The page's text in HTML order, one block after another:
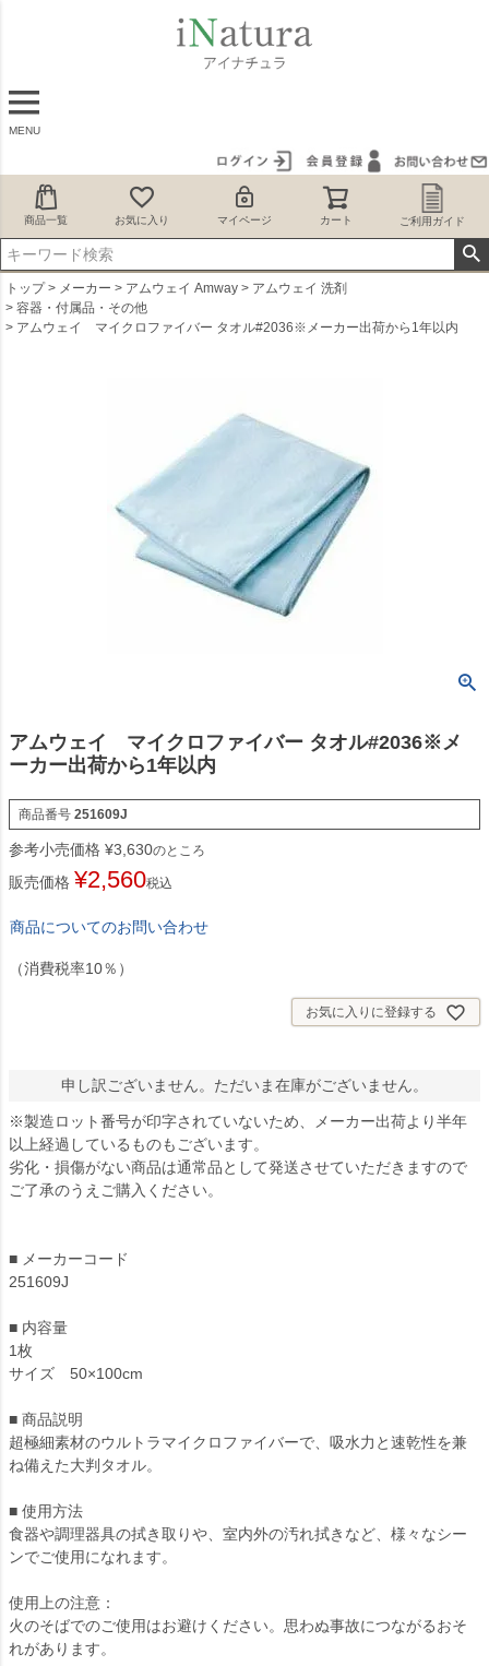
MENU
商品一覧 お気に入り マイページ カート ご利用ガイド
トップ メーカー アムウェイ Amway
アムウェイ 洗剤
容器・付属品・その他
アムウェイ マイクロファイバー タオル#2036※メーカー出荷から1年以内
アムウェイ マイクロファイバー タオル#2036※メ
ーカー出荷から1年以内
商品番号 251609J
参考小売価格 ¥3,630のところ
販売価格 ¥2,560税込
商品についてのお問い合わせ
（消費税率10％）
お気に入りに登録する
申し訳ございません。ただいま在庫がございません。
※製造ロット番号が印字されていないため、メーカー出荷より半年
以上経過しているものもございます。
劣化・損傷がない商品は通常品として発送させていただきますので
ご了承のうえご購入ください。
■ メーカーコード
251609J
■ 内容量
1枚
サイズ 50×100cm
■ 商品説明
超極細素材のウルトラマイクロファイバーで、吸水力と速乾性を兼
ね備えた大判タオル。
■ 使用方法
食器や調理器具の拭き取りや、室内外の汚れ拭きなど、様々なシー
ンでご使用になれます。
使用上の注意：
火のそばでのご使用はお避けください。思わぬ事故につながるおそ
れがあります。